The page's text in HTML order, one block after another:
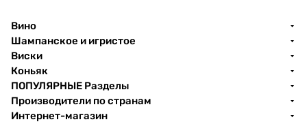
Вино
Шампанское и игристое
Виски
Коньяк
ПОПУЛЯРНЫЕ Разделы
Производители по странам
Интернет-магазин